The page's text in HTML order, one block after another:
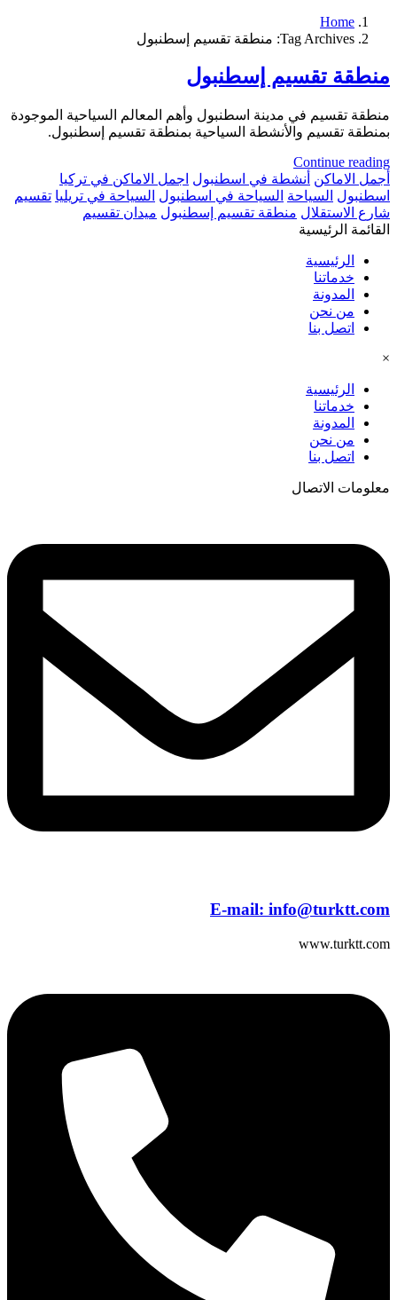
Home
Tag Archives: منطقة تقسيم إسطنبول
منطقة تقسيم إسطنبول
منطقة تقسيم في مدينة اسطنبول وأهم المعالم السياحية الموجودة
بمنطقة تقسيم والأنشطة السياحية بمنطقة تقسيم إسطنبول.
Continue reading
أجمل الاماكن أنشطة في اسطنبول اجمل الاماكن في تركيا
اسطنبول السياحة السياحة في اسطنبول السياحة في تريليا تقسيم
شارع الاستقلال منطقة تقسيم إسطنبول ميدان تقسيم
القائمة الرئيسية
الرئيسية
خدماتنا
المدونة
من نحن
اتصل بنا
×
الرئيسية
خدماتنا
المدونة
من نحن
اتصل بنا
معلومات الاتصال
E-mail: info@turktt.com
www.turktt.com